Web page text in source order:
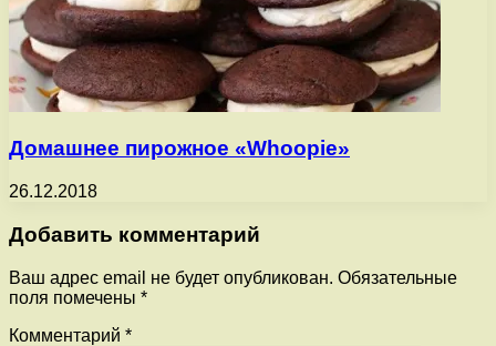
Домашнее пирожное «Whoopie»
26.12.2018
Добавить комментарий
Ваш адрес email не будет опубликован. Обязательные
поля помечены *
Комментарий *